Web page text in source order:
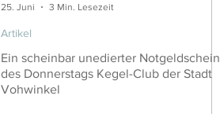
25. Juni
3 Min. Lesezeit
Artikel
Ein scheinbar unedierter Notgeldschein
des Donnerstags Kegel-Club der Stadt
Vohwinkel